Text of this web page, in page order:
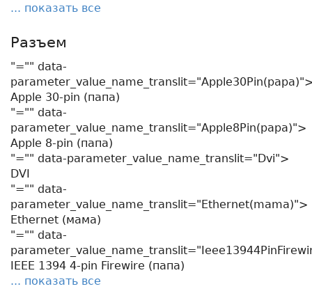
... показать все
Разъем
"="" data-
Apple 30-pin (папа)
"="" data-
parameter_value_name_translit="Apple8Pin(papa)">
Apple 8-pin (папа)
"="" data-parameter_value_name_translit="Dvi">
DVI
"="" data-
parameter_value_name_translit="Ethernet(mama)">
Ethernet (мама)
"="" data-
IEEE 1394 4-pin Firewire (папа)
... показать все